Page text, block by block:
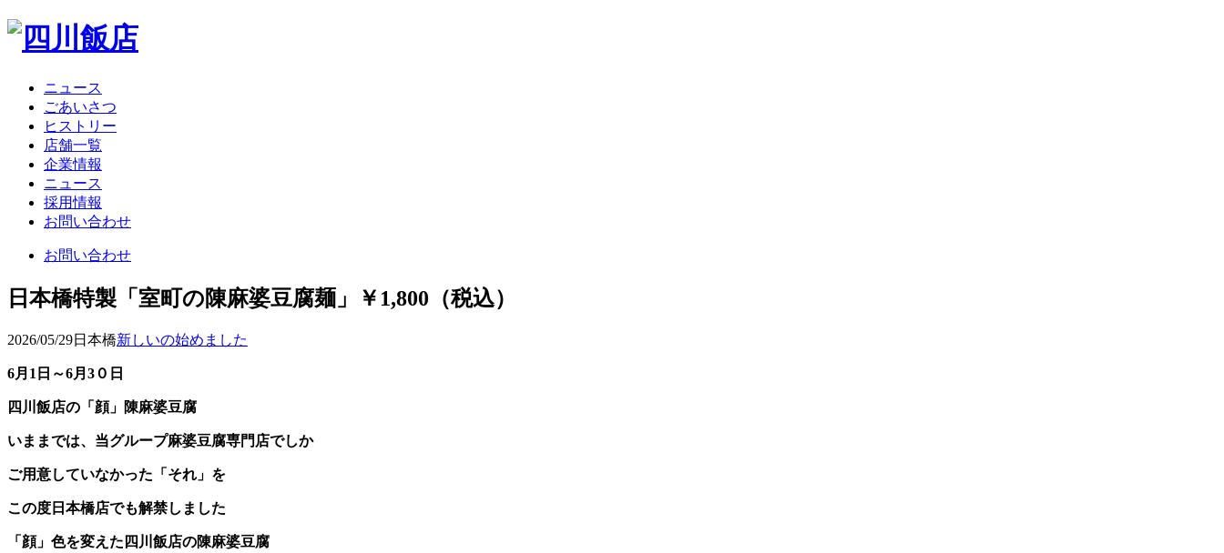
ニュース
ごあいさつ
ヒストリー
店舗一覧
企業情報
ニュース
採用情報
お問い合わせ
お問い合わせ
日本橋特製「室町の陳麻婆豆腐麺」￥1,800（税込）
2026/05/29日本橋新しいの始めました
6月1日～6月3０日
四川飯店の「顔」陳麻婆豆腐
いままでは、当グループ麻婆豆腐専門店でしか
ご用意していなかった「それ」を
この度日本橋店でも解禁しました
「顔」色を変えた四川飯店の陳麻婆豆腐